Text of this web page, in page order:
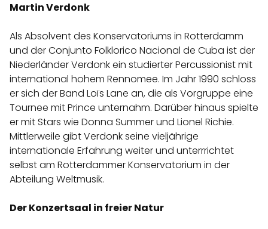
Martin Verdonk
Als Absolvent des Konservatoriums in Rotterdamm
und der Conjunto Folklorico Nacional de Cuba ist der
Niederländer Verdonk ein studierter Percussionist mit
international hohem Rennomee. Im Jahr 1990 schloss
er sich der Band Loïs Lane an, die als Vorgruppe eine
Tournee mit Prince unternahm. Darüber hinaus spielte
er mit Stars wie Donna Summer und Lionel Richie.
Mittlerweile gibt Verdonk seine vieljährige
internationale Erfahrung weiter und unterrrichtet
selbst am Rotterdammer Konservatorium in der
Abteilung Weltmusik.
Der Konzertsaal in freier Natur